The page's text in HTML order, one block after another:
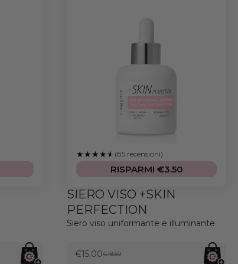
(85 recensioni)
RISPARMI €3.50
SIERO VISO +SKIN
PERFECTION
Siero viso uniformante e illuminante
€15.00€18.50